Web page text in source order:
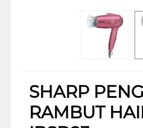
SHARP
RAMBUT